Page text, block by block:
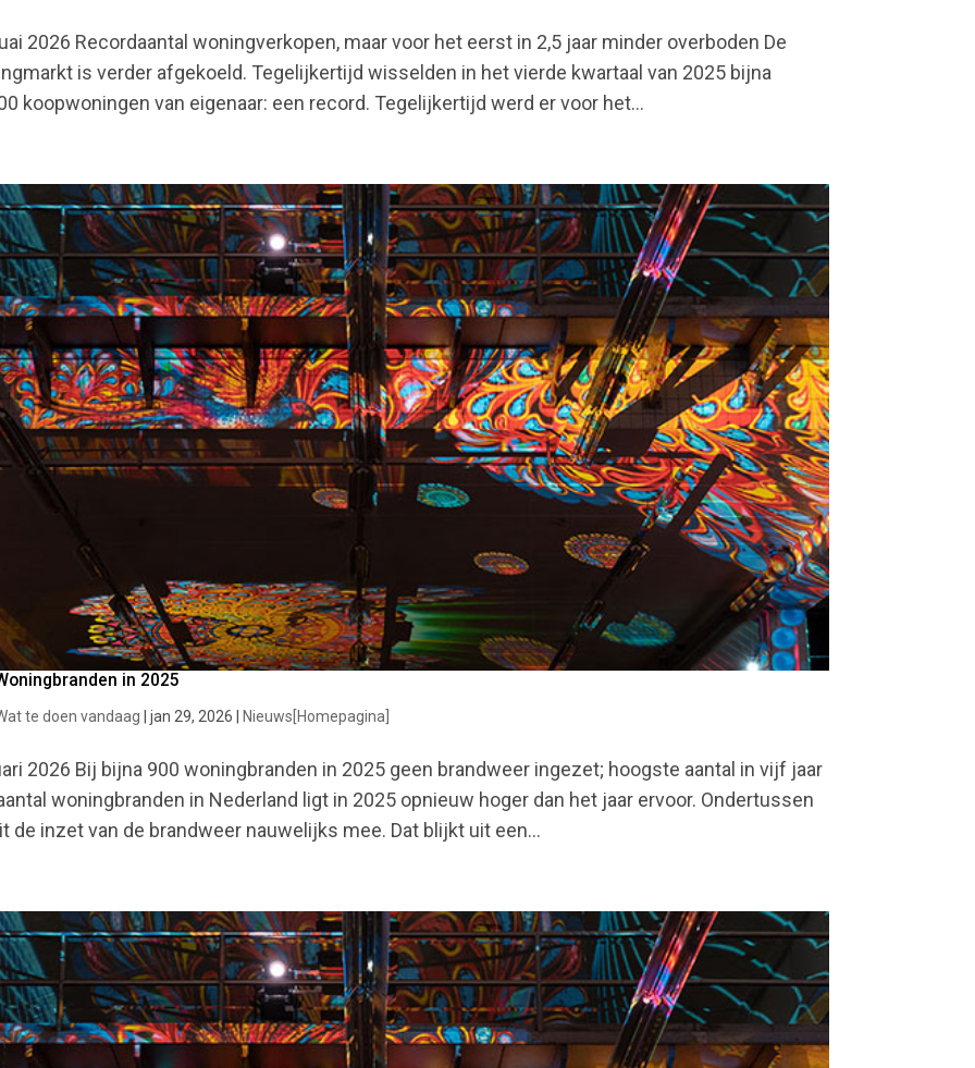
2026 Recordaantal woningverkopen, maar voor het eerst in 2,5 jaar minder overboden De
is verder afgekoeld. Tegelijkertijd wisselden in het vierde kwartaal van 2025 bijna
koopwoningen van eigenaar: een record. Tegelijkertijd werd er voor het...
in 2025
te doen vandaag |jan 29, 2026 Nieuws[Homepagina]
2026 Bij bijna 900 woningbranden in 2025 geen brandweer ingezet; hoogste aantal in vijf jaar
woningbranden in Nederland ligt in 2025 opnieuw hoger dan het jaar ervoor. Ondertussen
de inzet van de brandweer nauwelijks mee. Dat blijkt uit een...